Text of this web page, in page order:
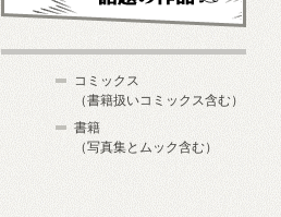
コミックス
（書籍扱いコミックス含む）
書籍
（写真集とムック含む）